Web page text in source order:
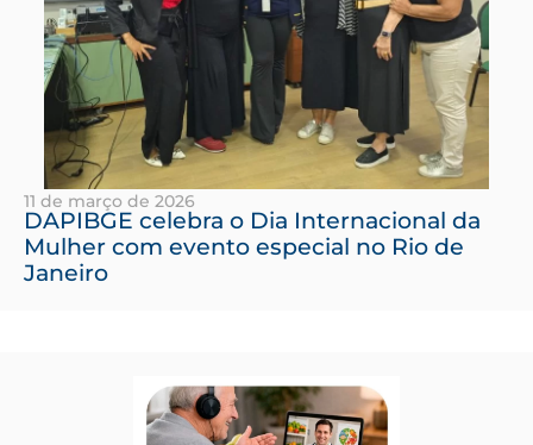
11 de março de 2026
DAPIBGE celebra o Dia Internacional da
Mulher com evento especial no Rio de
Janeiro